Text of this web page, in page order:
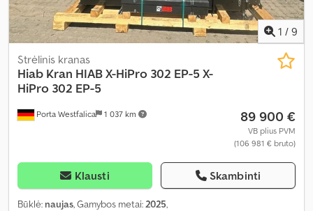
1 / 9
Porta Westfalica 1 037 km
Strėlinis kranas
Hiab Kran HIAB X-HiPro 302 EP-5 X-
HiPro 302 EP-5
89 900 €
VB plius PVM
(106 981 € bruto)
Klausti Skambinti
Būklė: naujas, Gamybos metai: 2025,